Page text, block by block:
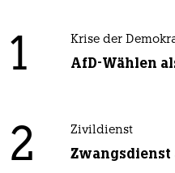
1 Krise der
AfD-Wählen
2 Zivildienst
Zwangsdienst